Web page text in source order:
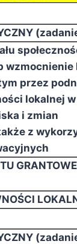
wzmocnienie
przez
lokalnej
i zmian
z